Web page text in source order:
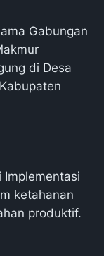
Gabungan
di Desa
Implementasi
ketahanan
produktif.